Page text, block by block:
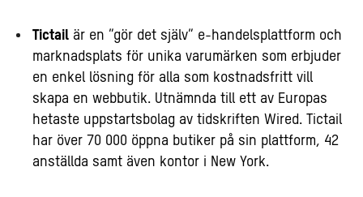
Tictail är en ”gör det själv” e-handelsplattform och
marknadsplats för unika varumärken som erbjuder
en enkel lösning för alla som kostnadsfritt vill
skapa en webbutik. Utnämnda till ett av Europas
hetaste uppstartsbolag av tidskriften Wired. Tictail
har över 70 000 öppna butiker på sin plattform, 42
anställda samt även kontor i New York.